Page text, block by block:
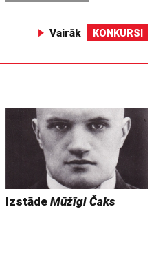
Vairāk KONKURSI
IzstādeMūžīgi Čaks